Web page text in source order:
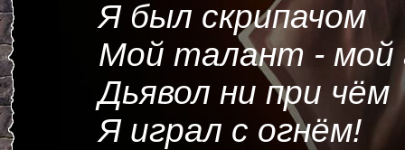
Я был скрипачом
Мой талант - мой
Дьявол ни при чём
Я играл с огнём!